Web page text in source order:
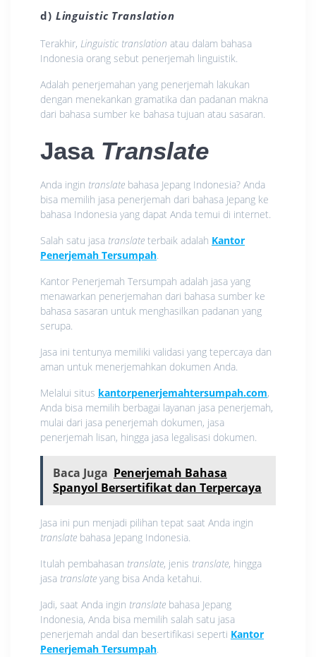
d) Linguistic Translation
Terakhir, Linguistic translation atau dalam bahasa
Indonesia orang sebut penerjemah linguistik.
Adalah penerjemahan yang penerjemah lakukan
dengan menekankan gramatika dan padanan makna
dari bahasa sumber ke bahasa tujuan atau sasaran.
Jasa Translate
Anda ingin translate bahasa Jepang Indonesia? Anda
bisa memilih jasa penerjemah dari bahasa Jepang ke
bahasa Indonesia yang dapat Anda temui di internet.
Salah satu jasa translate terbaik adalah Kantor
Penerjemah Tersumpah.
Kantor Penerjemah Tersumpah adalah jasa yang
menawarkan penerjemahan dari bahasa sumber ke
bahasa sasaran untuk menghasilkan padanan yang
serupa.
Jasa ini tentunya memiliki validasi yang tepercaya dan
aman untuk menerjemahkan dokumen Anda.
Melalui situs kantorpenerjemahtersumpah.com,
Anda bisa memilih berbagai layanan jasa penerjemah,
mulai dari jasa penerjemah dokumen, jasa
penerjemah lisan, hingga jasa legalisasi dokumen.
Baca Juga Penerjemah Bahasa
Spanyol Bersertifikat dan Terpercaya
Jasa ini pun menjadi pilihan tepat saat Anda ingin
translate bahasa Jepang Indonesia.
Itulah pembahasan translate, jenis translate, hingga
jasa translate yang bisa Anda ketahui.
Jadi, saat Anda ingin translate bahasa Jepang
Indonesia, Anda bisa memilih salah satu jasa
penerjemah andal dan besertifikasi seperti Kantor
Penerjemah Tersumpah.